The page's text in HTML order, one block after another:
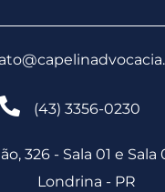
(43) 3356-0230
326 - Sala 01 e
Londrina - PR